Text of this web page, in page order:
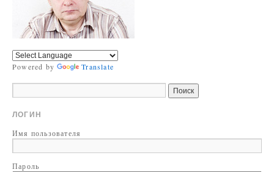
Powered by Translate
ЛОГИН
Имя пользователя
Пароль